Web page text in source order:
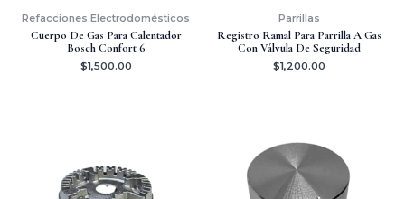
Refacciones Electrodomésticos
Cuerpo De Gas Para Calentador
Bosch Confort 6
$1,500.00
Parrillas
Registro Ramal Para Parrilla A Gas
Con Válvula De Seguridad
$1,200.00